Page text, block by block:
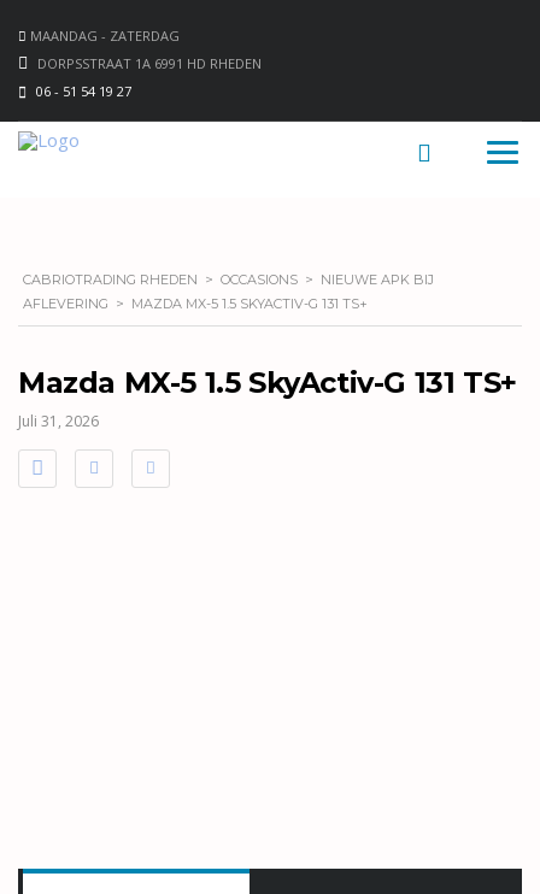
MAANDAG - ZATERDAG
DORPSSTRAAT 1A 6991 HD RHEDEN
06 - 51 54 19 27
CABRIOTRADING RHEDEN > OCCASIONS > NIEUWE APK BIJ
AFLEVERING > MAZDA MX-5 1.5 SKYACTIV-G 131 TS+
Mazda MX-5 1.5 SkyActiv-G 131 TS+
Juli 31, 2026